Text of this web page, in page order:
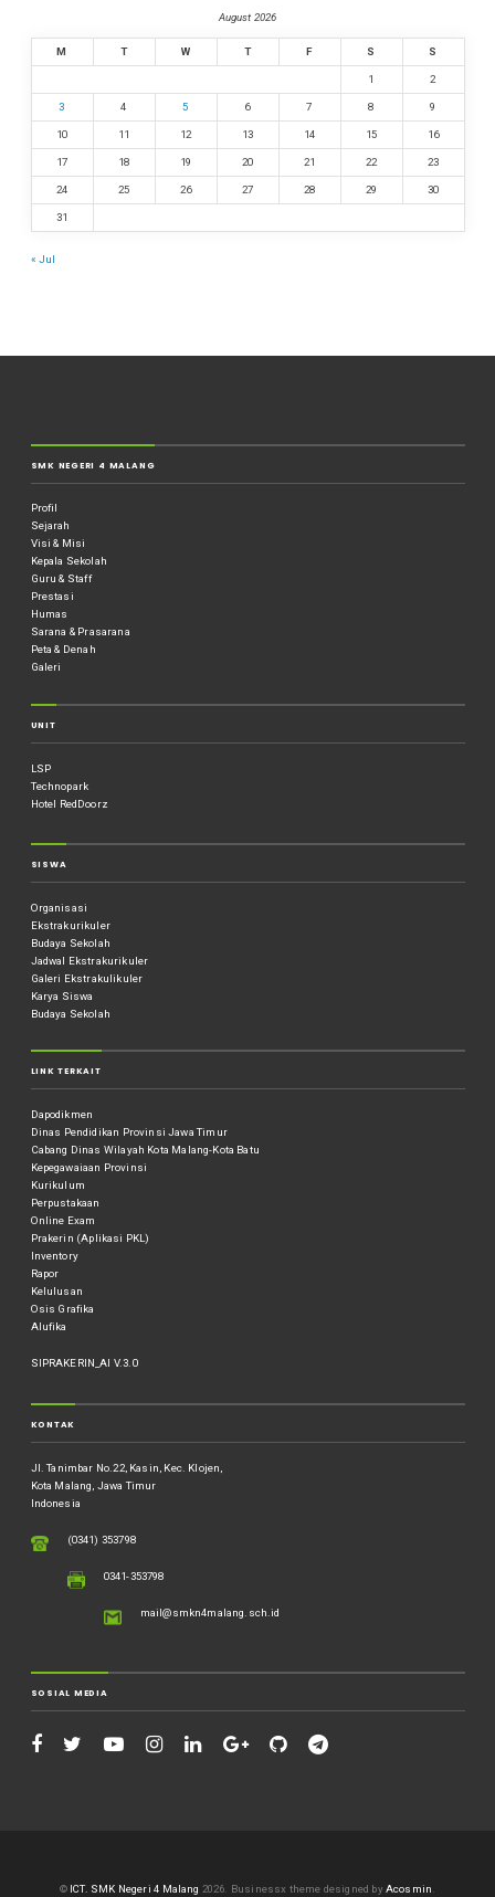
August 2026
M T W T F S S
1 2
3 4 5 6 7 8 9
10 11 12 13 14 15 16
17 18 19 20 21 22 23
24 25 26 27 28 29 30
31
« Jul
SMK NEGERI 4 MALANG
Profil
Sejarah
Visi & Misi
Kepala Sekolah
Guru & Staff
Prestasi
Humas
Sarana & Prasarana
Peta & Denah
Galeri
UNIT
LSP
Technopark
Hotel RedDoorz
SISWA
Organisasi
Ekstrakurikuler
Budaya Sekolah
Jadwal Ekstrakurikuler
Galeri Ekstrakulikuler
Karya Siswa
Budaya Sekolah
LINK TERKAIT
Dapodikmen
Dinas Pendidikan Provinsi Jawa Timur
Cabang Dinas Wilayah Kota Malang-Kota Batu
Kepegawaiaan Provinsi
Kurikulum
Perpustakaan
Online Exam
Prakerin (Aplikasi PKL)
Inventory
Rapor
Kelulusan
Osis Grafika
Alufika
SIPRAKERIN_AI V.3.0
KONTAK
Jl. Tanimbar No.22, Kasin, Kec. Klojen,
Kota Malang, Jawa Timur
Indonesia
(0341) 353798
0341-353798
mail@smkn4malang.sch.id
SOSIAL MEDIA
© ICT. SMK Negeri 4 Malang 2026. Businessx theme designed byAcosmin.